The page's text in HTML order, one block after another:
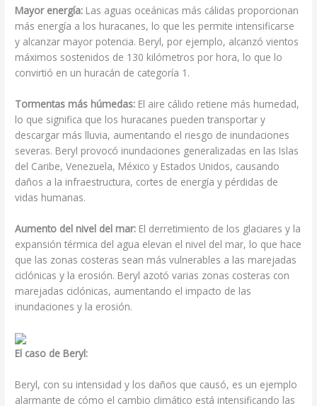
Mayor energía: Las aguas oceánicas más cálidas proporcionan
más energía a los huracanes, lo que les permite intensificarse
y alcanzar mayor potencia. Beryl, por ejemplo, alcanzó vientos
máximos sostenidos de 130 kilómetros por hora, lo que lo
convirtió en un huracán de categoría 1.
Tormentas más húmedas: El aire cálido retiene más humedad,
lo que significa que los huracanes pueden transportar y
descargar más lluvia, aumentando el riesgo de inundaciones
severas. Beryl provocó inundaciones generalizadas en las Islas
del Caribe, Venezuela, México y Estados Unidos, causando
daños a la infraestructura, cortes de energía y pérdidas de
vidas humanas.
Aumento del nivel del mar: El derretimiento de los glaciares y la
expansión térmica del agua elevan el nivel del mar, lo que hace
que las zonas costeras sean más vulnerables a las marejadas
ciclónicas y la erosión. Beryl azotó varias zonas costeras con
marejadas ciclónicas, aumentando el impacto de las
inundaciones y la erosión.
El caso de Beryl:
Beryl, con su intensidad y los daños que causó, es un ejemplo
alarmante de cómo el cambio climático está intensificando las